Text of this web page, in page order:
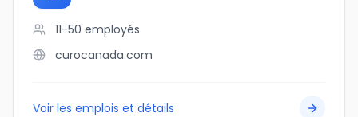
11-50 employés
curocanada.com
Voir les emplois et détails